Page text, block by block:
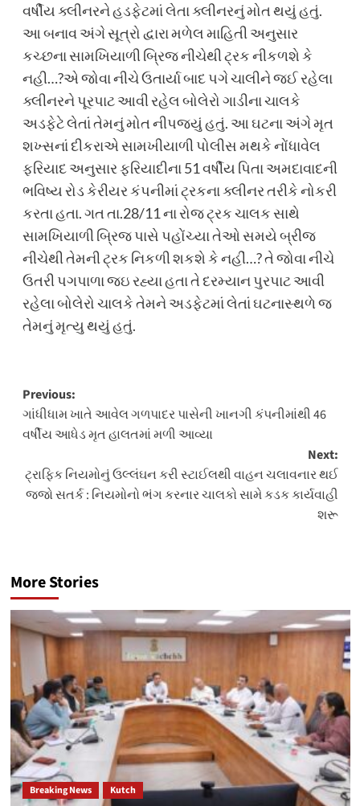
વર્ષીય ક્લીનરને હડફેટમાં લેતા ક્લીનરનું મોત થયું હતું.
આ બનાવ અંગે સૂત્રો દ્વારા મળેલ માહિતી અનુસાર
કચ્છના સામખિયાળી બ્રિજ નીચેથી ટ્રક નીકળશે કે
નહી…?એ જોવા નીચે ઉતાર્યા બાદ પગે ચાલીને જઈ રહેલા
ક્લીનરને પૂરપાટ આવી રહેલ બોલેરો ગાડીના ચાલકે
અડફેટે લેતાં તેમનું મોત નીપજ્યું હતું. આ ઘટના અંગે મૃત
શખ્સનાં દીકરાએ સામખીયાળી પોલીસ મથકે નોંધાવેલ
ફરિયાદ અનુસાર ફરિયાદીના 51 વર્ષીય પિતા અમદાવાદની
ભવિષ્ય રોડ કેરીયર કંપનીમાં ટ્રકના ક્લીનર તરીકે નોકરી
કરતા હતા. ગત તા.28/11 ના રોજ ટ્રક ચાલક સાથે
સામખિયાળી બ્રિજ પાસે પહોંચ્યા તેઓ સમયે બ્રીજ
નીચેથી તેમની ટ્રક નિકળી શકશે કે નહીં…? તે જોવા નીચે
ઉતરી પગપાળા જઇ રહ્યા હતા તે દરમ્યાન પુરપાટ આવી
રહેલા બોલેરો ચાલકે તેમને અડફેટમાં લેતાં ઘટનાસ્થળે જ
તેમનું મૃત્યુ થયું હતું.
Post
navigation
Previous:
ગાંધીધામ ખાતે આવેલ ગળપાદર પાસેની ખાનગી કંપનીમાંથી 46
વર્ષીય આધેડ મૃત હાલતમાં મળી આવ્યા
Next:
ટ્રાફિક નિયમોનું ઉલ્લંઘન કરી સ્ટાઈલથી વાહન ચલાવનાર થઈ
જજો સતર્ક : નિયમોનો ભંગ કરનાર ચાલકો સામે કડક કાર્યવાહી
શરૂ
More Stories
Breaking News Kutch